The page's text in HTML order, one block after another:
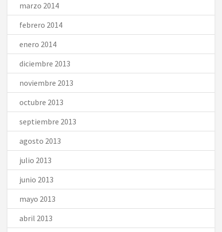
marzo 2014
febrero 2014
enero 2014
diciembre 2013
noviembre 2013
octubre 2013
septiembre 2013
agosto 2013
julio 2013
junio 2013
mayo 2013
abril 2013